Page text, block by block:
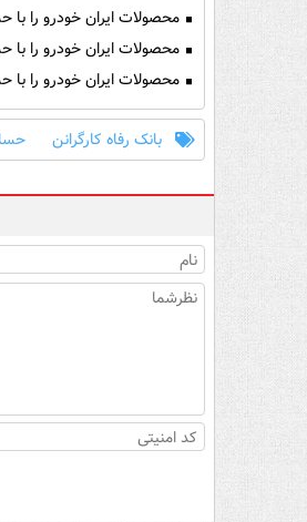
محصولات ایران خودرو را با
محصولات ایران خودرو را با
محصولات ایران خودرو را با
بانک رفاه کارگرانن